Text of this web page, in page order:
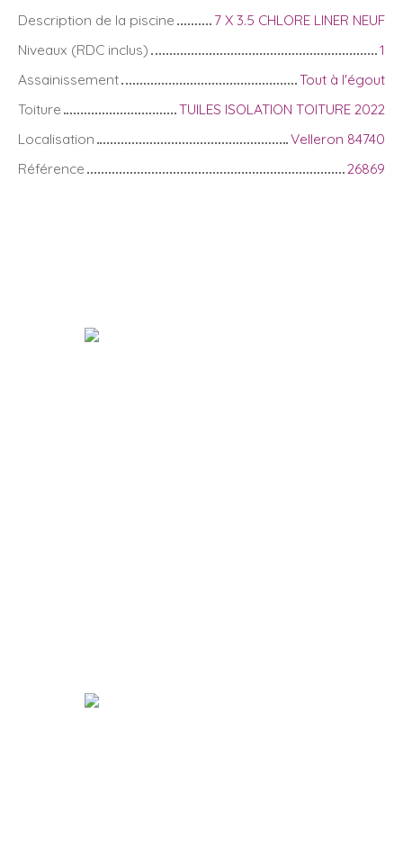
Description de la piscine
7 X 3.5 CHLORE LINER NEUF
Niveaux (RDC inclus)
1
Assainissement
Tout à l'égout
Toiture
TUILES ISOLATION TOITURE 2022
Localisation
Velleron 84740
Référence
26869